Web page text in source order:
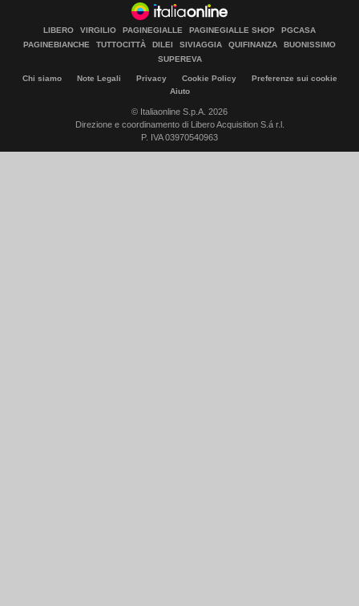
LIBERO VIRGILIO PAGINEGIALLE PAGINEGIALLE SHOP
PGCASA
PAGINEBIANCHE
TUTTOCITTÀ DILEI SIVIAGGIA QUIFINANZA
BUONISSIMO
SUPEREVA
Chi siamo Note Legali Privacy Cookie Policy
Preferenze sui cookie
Aiuto
© Italiaonline S.p.A. 2026
Direzione e coordinamento di Libero Acquisition S.á r.l.
P. IVA 03970540963